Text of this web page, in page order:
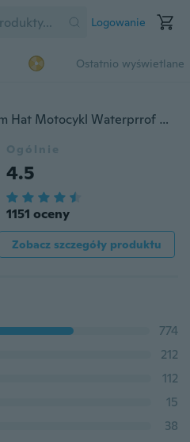
Logowanie
Ostatnio wyświetlane
Czarny Unisex Winter Warm Hat Motocykl Waterprrof Wiatroodporna maska na szyję Kask na szyję Czapki dla mężczyzn Kobiety Sport Rower Termiczna Polarowa kominiarka Kapelusz
Ogólnie
4.5
1151 oceny
Zobacz szczegóły produktu
774
212
112
15
38